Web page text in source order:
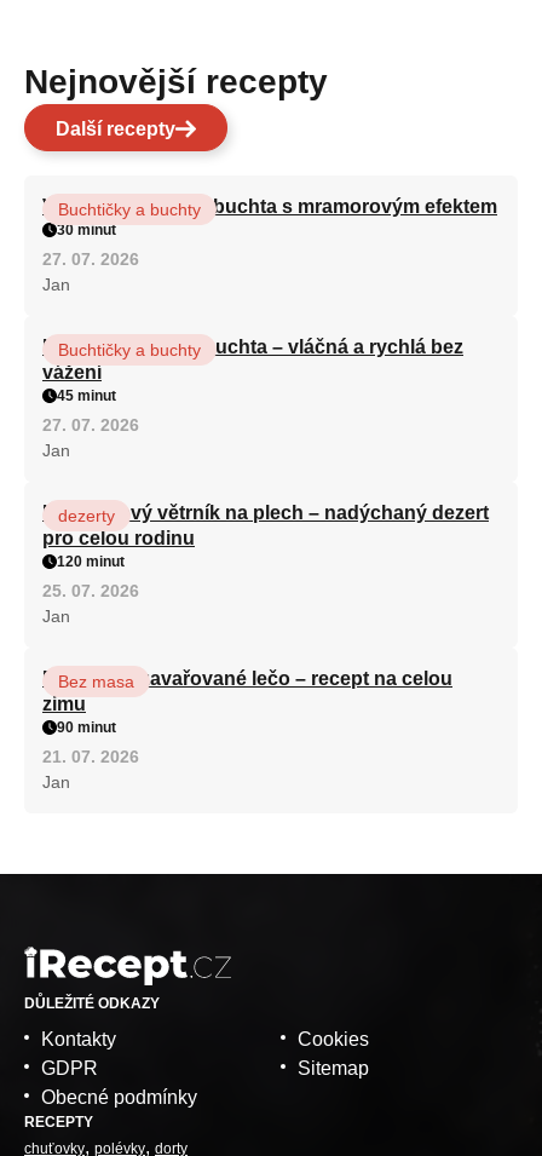
Nejnovější recepty
Další recepty
Vláčná olejová litá buchta s mramorovým efektem
Buchtičky a buchty
30 minut
27. 07. 2026
Jan
Hrnková maková buchta – vláčná a rychlá bez
vážení
Buchtičky a buchty
45 minut
27. 07. 2026
Jan
Karamelový větrník na plech – nadýchaný dezert
pro celou rodinu
dezerty
120 minut
25. 07. 2026
Jan
Babiččino zavařované lečo – recept na celou
zimu
Bez masa
90 minut
21. 07. 2026
Jan
DŮLEŽITÉ ODKAZY
Kontakty
GDPR
Obecné podmínky
Cookies
Sitemap
RECEPTY
chuťovky polévky dorty